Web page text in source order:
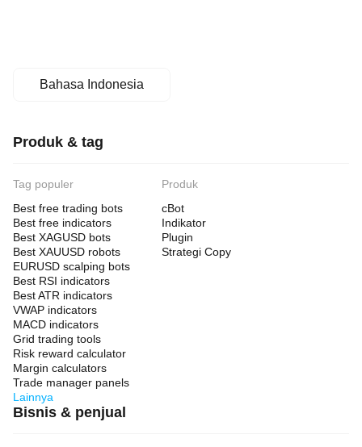
Bahasa Indonesia
Produk & tag
Tag populer
Best free trading bots
Best free indicators
Best XAGUSD bots
Best XAUUSD robots
EURUSD scalping bots
Best RSI indicators
Best ATR indicators
VWAP indicators
MACD indicators
Grid trading tools
Risk reward calculator
Margin calculators
Trade manager panels
Lainnya
Produk
cBot
Indikator
Plugin
Strategi Copy
Bisnis & penjual